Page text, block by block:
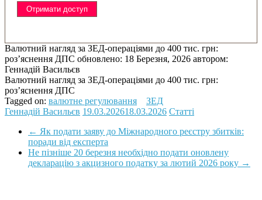
Валютний нагляд за ЗЕД-операціями до 400 тис. грн:
роз’яснення ДПС обновлено: 18 Березня, 2026 автором:
Геннадій Васильєв
Валютний нагляд за ЗЕД-операціями до 400 тис. грн:
роз’яснення ДПС
Tagged on: валютне регулювання
ЗЕД
Геннадій Васильєв 19.03.202618.03.2026 Статті
← Як подати заяву до Міжнародного реєстру збитків:
поради від експерта
Не пізніше 20 березня необхідно подати оновлену
декларацію з акцизного податку за лютий 2026 року →